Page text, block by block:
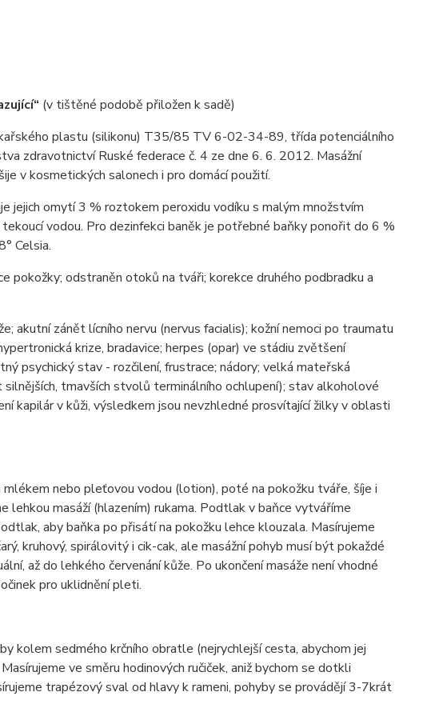
(v tištěné podobě přiložen k sadě)
plastu (silikonu) T35/85 TV 6-02-34-89, třída potenciálního
zdravotnictví Ruské federace č. 4 ze dne 6. 6. 2012. Masážní
v kosmetických salonech i pro domácí použití.
jejich omytí 3 % roztokem peroxidu vodíku s malým množstvím
vodou. Pro dezinfekci baněk je potřebné baňky ponořit do 6 %
Celsia.
pokožky; odstraněn otoků na tváři; korekce druhého podbradku a
akutní zánět lícního nervu (nervus facialis); kožní nemoci po traumatu
krize, bradavice; herpes (opar) ve stádiu zvětšení
psychický stav - rozčilení, frustrace; nádory; velká mateřská
tmavších stvolů terminálního ochlupení); stav alkoholové
kapilár v kůži, výsledkem jsou nevzhledné prosvítající žilky v oblasti
nebo pleťovou vodou (lotion), poté na pokožku tváře, šíje i
lehkou masáží (hlazením) rukama. Podtlak v baňce vytváříme
aby baňka po přisátí na pokožku lehce klouzala. Masírujeme
kruhový, spirálovitý i cik-cak, ale masážní pohyb musí být pokaždé
až do lehkého červenání kůže. Po ukončení masáže není vhodné
pro uklidnění pleti.
kolem sedmého krčního obratle (nejrychlejší cesta, abychom jej
ve směru hodinových ručiček, aniž bychom se dotkli
trapézový sval od hlavy k rameni, pohyby se provádějí 3-7krát